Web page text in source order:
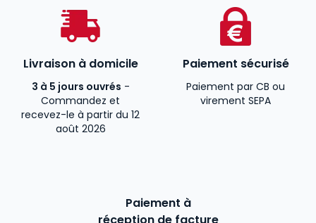
Livraison à domicile
3 à 5 jours ouvrés -
Commandez et
recevez-le à partir du 12
août 2026
Paiement sécurisé
Paiement par CB ou
virement SEPA
Paiement à
réception de facture